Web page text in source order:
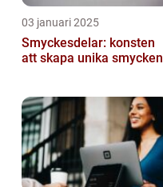
03 januari 2025
Smyckesdelar: konsten
att skapa unika smycken